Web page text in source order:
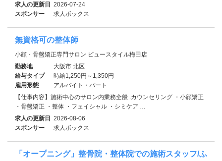
求人の更新日 2026-07-24
スポンサー
求人ボックス
無資格可の整体師
小顔・骨盤矯正専門サロン ビュースタイル梅田店
勤務地
大阪市 北区
給与タイプ
時給1,250円～1,350円
雇用形態
アルバイト・パート
【仕事内容】施術中心のサロン内業務全般 .カウンセリング ・小顔矯正
・骨盤矯正 ・整体 ・フェイシャル ・シミケア …
求人の更新日 2026-08-06
スポンサー
求人ボックス
「オープニング」整骨院・整体院での施術スタッフ/ふ